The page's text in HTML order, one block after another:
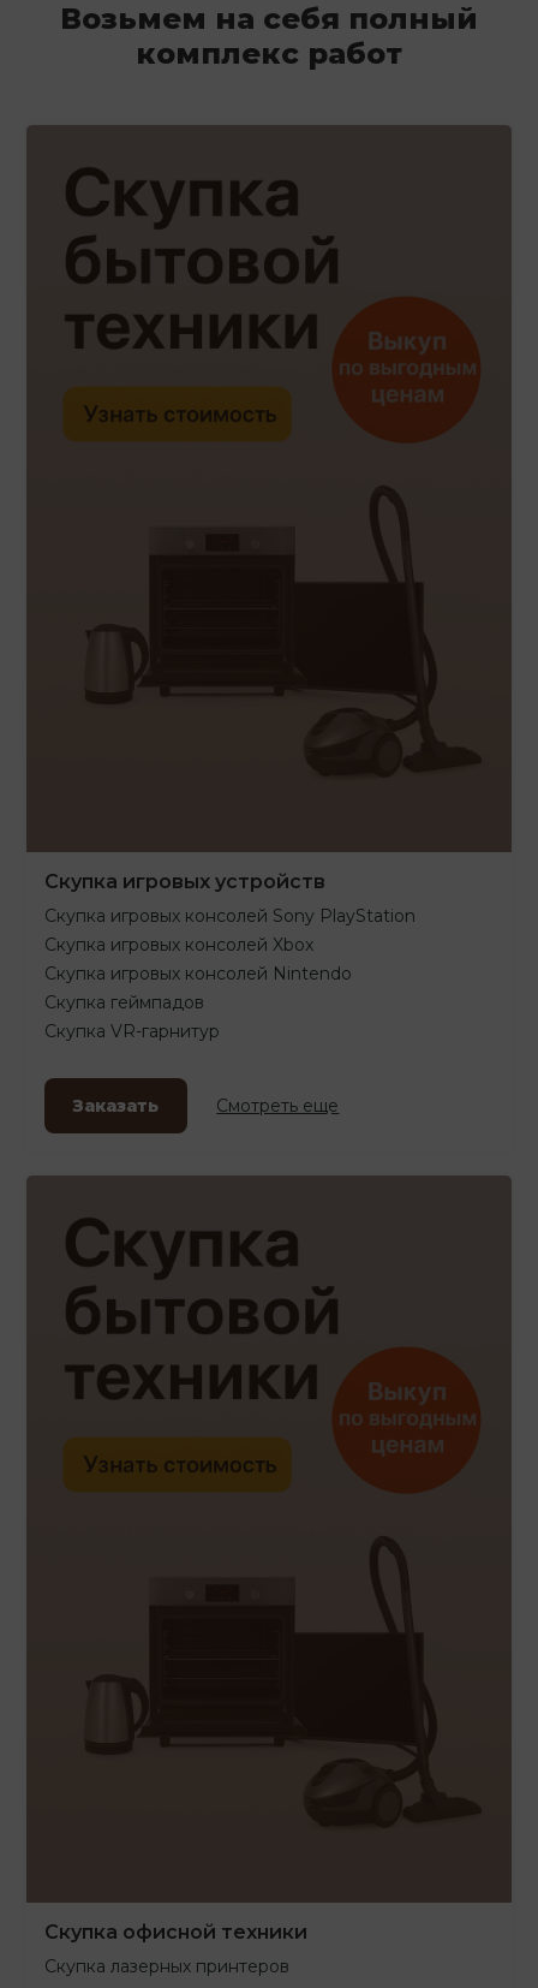
Возьмем на себя полный
комплекс работ
Скупка игровых устройств
Скупка игровых консолей Sony PlayStation
Скупка игровых консолей Xbox
Скупка игровых консолей Nintendo
Скупка геймпадов
Скупка VR-гарнитур
Заказать Смотреть еще
Скупка офисной техники
Скупка лазерных принтеров